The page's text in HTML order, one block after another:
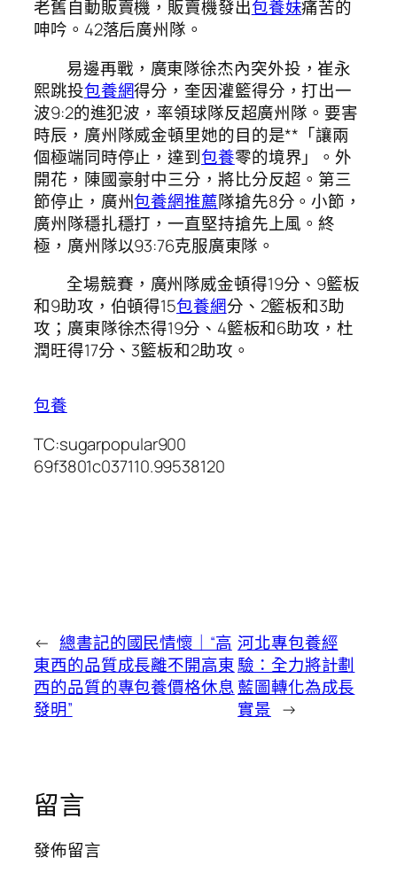
老舊自動販賣機，販賣機發出包養妹痛苦的
呻吟。42落后廣州隊。
易邊再戰，廣東隊徐杰內突外投，崔永
熙跳投包養網得分，奎因灌籃得分，打出一
波9:2的進犯波，率領球隊反超廣州隊。要害
時辰，廣州隊威金頓里她的目的是**「讓兩
個極端同時停止，達到包養零的境界」。外
開花，陳國豪射中三分，將比分反超。第三
節停止，廣州包養網推薦隊搶先8分。小節，
廣州隊穩扎穩打，一直堅持搶先上風。終
極，廣州隊以93:76克服廣東隊。
全場競賽，廣州隊威金頓得19分、9籃板
和9助攻，伯頓得15包養網分、2籃板和3助
攻；廣東隊徐杰得19分、4籃板和6助攻，杜
潤旺得17分、3籃板和2助攻。
包養
TC:sugarpopular900
69f3801c037110.99538120
← 總書記的國民情懷｜“高
東西的品質成長離不開高東
西的品質的專包養價格休息
發明”
河北專包養經
驗：全力將計劃
藍圖轉化為成長
實景 →
留言
發佈留言